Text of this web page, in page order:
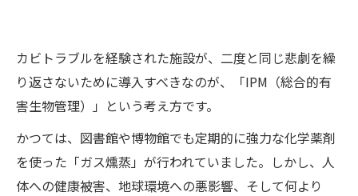
カビトラブルを経験された施設が、二度と同じ悲劇を繰
り返さないために導入すべきなのが、「IPM（総合的有
害生物管理）」という考え方です。
かつては、図書館や博物館でも定期的に強力な化学薬剤
を使った「ガス燻蒸」が行われていました。しかし、人
体への健康被害、地球環境への悪影響、そして何より